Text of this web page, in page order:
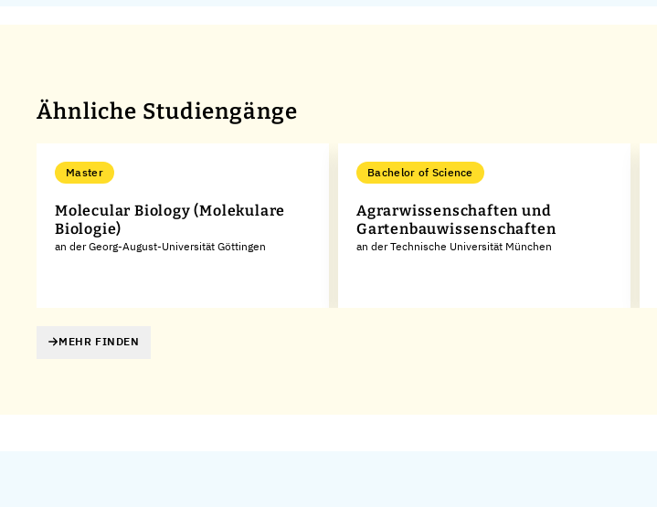
Ähnliche Studiengänge
Master
Molecular Biology (Molekulare
Biologie)
an der Georg-August-Universität Göttingen
Bachelor of Science
Agrarwissenschaften und
Gartenbauwissenschaften
an der Technische Universität München
MEHR FINDEN